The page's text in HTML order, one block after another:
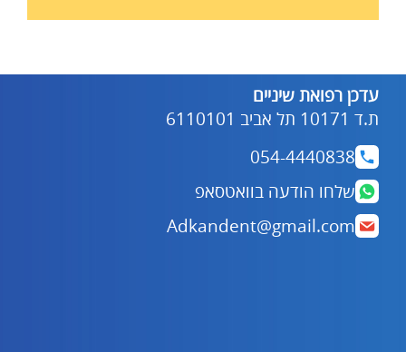
עדכן רפואת שיניים
ת.ד 10171 תל אביב 6110101
054-4440838
שלחו הודעה בוואטסאפ
Adkandent@gmail.com